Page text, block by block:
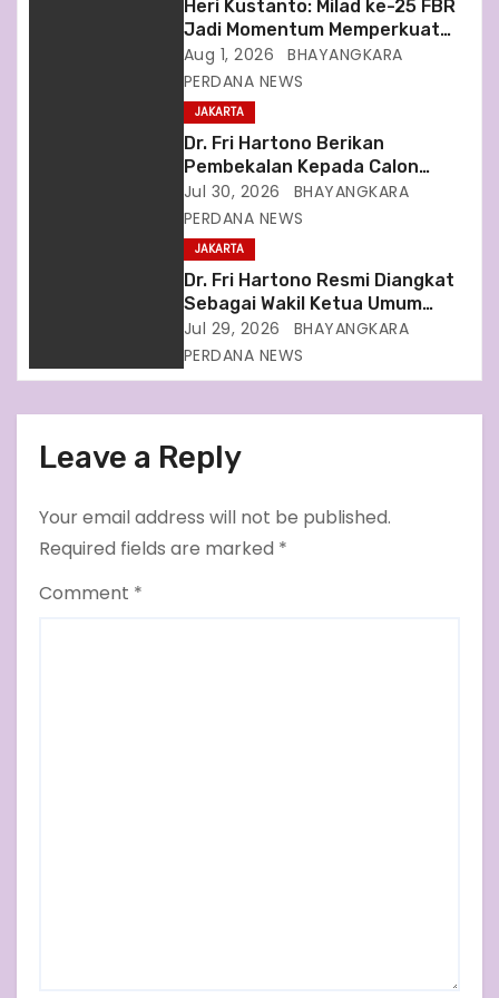
Heri Kustanto: Milad ke-25 FBR
Jadi Momentum Memperkuat
Sinergi untuk Jakarta
Aug 1, 2026
BHAYANGKARA
PERDANA NEWS
JAKARTA
Dr. Fri Hartono Berikan
Pembekalan Kepada Calon
Jaksa Terkait Hukum Pidana
KDRT, TPPO, TPT dan Satwa
Liar
Jul 30, 2026
BHAYANGKARA
PERDANA NEWS
JAKARTA
Dr. Fri Hartono Resmi Diangkat
Sebagai Wakil Ketua Umum
KBPP Polri
Jul 29, 2026
BHAYANGKARA
PERDANA NEWS
Leave a Reply
Your email address will not be published.
Required fields are marked *
Comment *